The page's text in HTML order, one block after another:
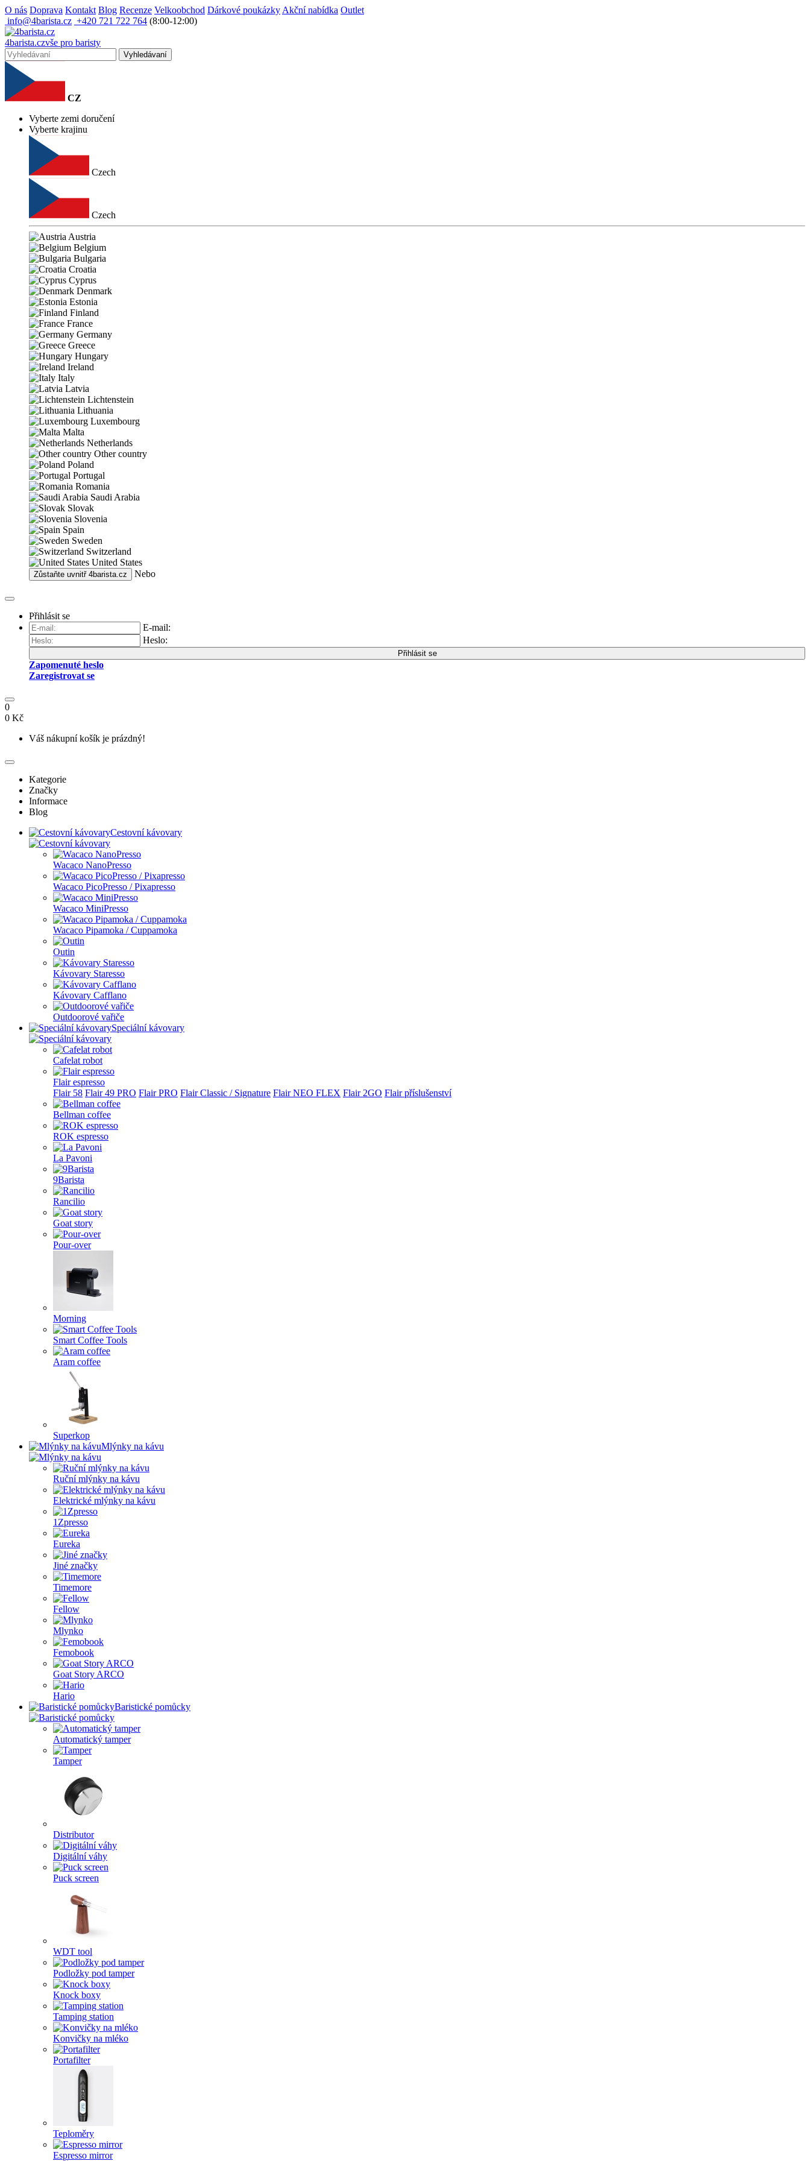
O nás Doprava Kontakt Blog Recenze Velkoobchod Dárkové poukázky Akční nabídka Outlet
info@4barista.cz +420 721 722 764 (8:00-12:00)
4barista.czvše pro baristy
Vyhledávaní
CZ
Vyberte zemi doručení
Vyberte krajinu
Czech
Czech
Austria
Belgium
Bulgaria
Croatia
Cyprus
Denmark
Estonia
Finland
France
Germany
Greece
Hungary
Ireland
Italy
Latvia
Lichtenstein
Lithuania
Luxembourg
Malta
Netherlands
Other country
Poland
Portugal
Romania
Saudi Arabia
Slovak
Slovenia
Spain
Sweden
Switzerland
United States
Zůstaňte uvnitř 4barista.cz Nebo
Přihlásit se
E-mail:
Heslo:
Přihlásit se
Zapomenuté heslo
Zaregistrovat se
0
0 Kč
Váš nákupní košík je prázdný!
Kategorie
Značky
Informace
Blog
Cestovní kávovary
Wacaco NanoPresso
Wacaco PicoPresso / Pixapresso
Wacaco MiniPresso
Wacaco Pipamoka / Cuppamoka
Outin
Kávovary Staresso
Kávovary Cafflano
Outdoorové vařiče
Speciální kávovary
Cafelat robot
Flair espresso
Flair 58 Flair 49 PRO Flair PRO Flair Classic / Signature Flair NEO FLEX Flair 2GO Flair příslušenství
Bellman coffee
ROK espresso
La Pavoni
9Barista
Rancilio
Goat story
Pour-over
Morning
Smart Coffee Tools
Aram coffee
Superkop
Mlýnky na kávu
Ruční mlýnky na kávu
Elektrické mlýnky na kávu
1Zpresso
Eureka
Jiné značky
Timemore
Fellow
Mlynko
Femobook
Goat Story ARCO
Hario
Baristické pomůcky
Automatický tamper
Tamper
Distributor
Digitální váhy
Puck screen
WDT tool
Podložky pod tamper
Knock boxy
Tamping station
Konvičky na mléko
Portafilter
Teploměry
Espresso mirror